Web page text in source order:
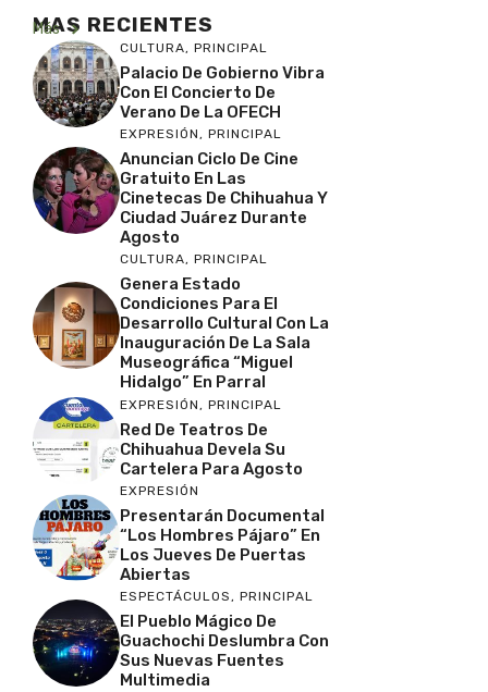
MAS RECIENTES
Más
CULTURA, PRINCIPAL
Palacio De Gobierno Vibra
Con El Concierto De
Verano De La OFECH
EXPRESIÓN, PRINCIPAL
Anuncian Ciclo De Cine
Gratuito En Las
Cinetecas De Chihuahua Y
Ciudad Juárez Durante
Agosto
CULTURA, PRINCIPAL
Genera Estado
Condiciones Para El
Desarrollo Cultural Con La
Inauguración De La Sala
Museográfica “Miguel
Hidalgo” En Parral
EXPRESIÓN, PRINCIPAL
Red De Teatros De
Chihuahua Devela Su
Cartelera Para Agosto
EXPRESIÓN
Presentarán Documental
“Los Hombres Pájaro” En
Los Jueves De Puertas
Abiertas
ESPECTÁCULOS, PRINCIPAL
El Pueblo Mágico De
Guachochi Deslumbra Con
Sus Nuevas Fuentes
Multimedia